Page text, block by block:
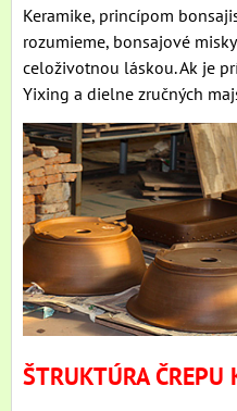
Keramike, princípom
rozumieme, bonsajové
celoživotnou láskou. Ak je
Yixing a dielne zručných
ŠTRUKTÚRA